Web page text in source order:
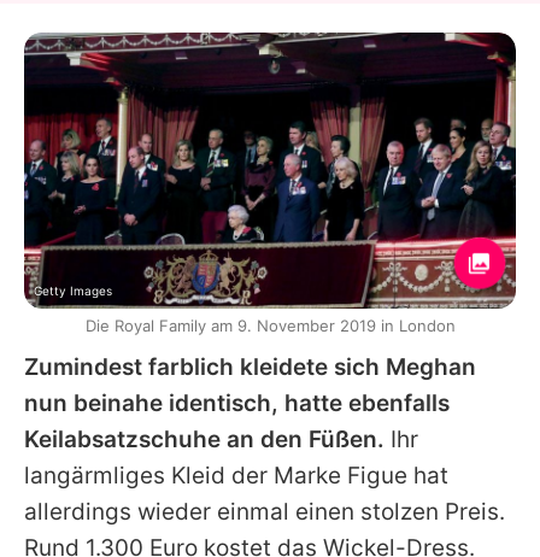
Zumindest farblich kleidete sich Meghan
nun beinahe identisch, hatte ebenfalls
Keilabsatzschuhe an den Füßen. Ihr
langärmliges Kleid der Marke Figue hat
allerdings wieder einmal einen stolzen Preis.
Rund 1.300 Euro kostet das Wickel-Dress.
Getty Images
Die Royal Family am 9. November 2019 in London